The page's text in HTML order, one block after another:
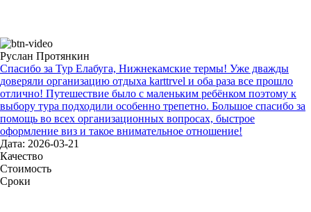
Руслан Протянкин
Спасибо за Тур Елабуга, Нижнекамские термы! Уже дважды
доверяли организацию отдыха karttrvel и оба раза все прошло
отлично! Путешествие было с маленьким ребёнком поэтому к
выбору тура подходили особенно трепетно. Большое спасибо за
помощь во всех организационных вопросах, быстрое
оформление виз и такое внимательное отношение!
Дата: 2026-03-21
Качество
Стоимость
Сроки